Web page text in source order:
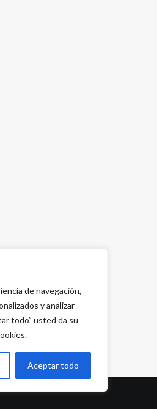
de navegación,
y analizar
todo” usted da su
Aceptar todo